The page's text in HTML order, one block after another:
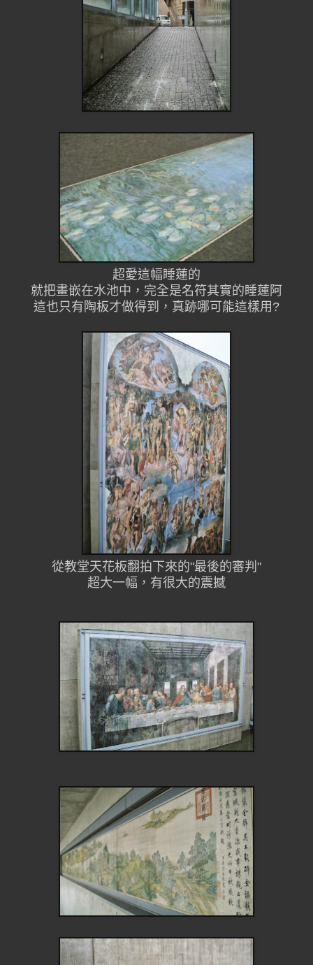
超愛這幅睡蓮的
就把畫嵌在水池中，完全是名符其實的睡蓮阿
這也只有陶板才做得到，真跡哪可能這樣用?
從教堂天花板翻拍下來的"最後的審判"
超大一幅，有很大的震撼